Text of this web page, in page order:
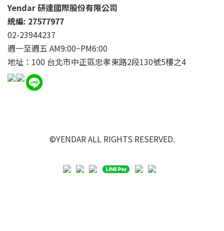
Yendar 研達國際股份有限公司
統編: 27577977
02-23944237
週一至週五 AM9:00~PM6:00
地址：100 台北市中正區忠孝東路2段130號5樓之4
©YENDAR ALL RIGHTS RESERVED.